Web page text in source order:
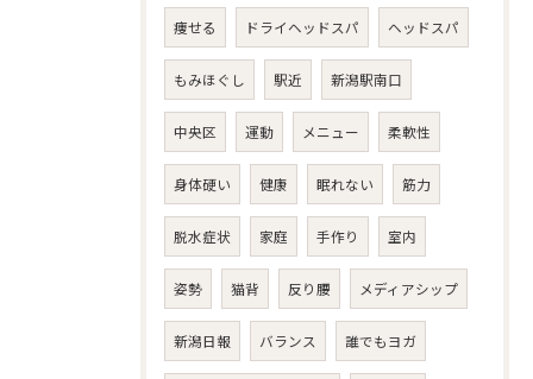
痩せる ドライヘッドスパ ヘッドスパ
もみほぐし 駅近 新潟駅南口
中央区 運動 メニュー 柔軟性
身体硬い 健康 眠れない 筋力
脱水症状 家庭 手作り 室内
姿勢 猫背 反り腰 メディアシップ
新潟日報 バランス 誰でもヨガ